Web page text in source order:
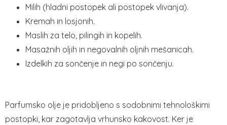
Milih (hladni postopek ali postopek vlivanja).
Kremah in losjonih.
Maslih za telo, pilingih in kopelih.
Masažnih oljih in negovalnih oljnih mešanicah.
Izdelkih za sončenje in negi po sončenju.
Parfumsko olje je pridobljeno s sodobnimi tehnološkimi
postopki, kar zagotavlja vrhunsko kakovost. Ker je